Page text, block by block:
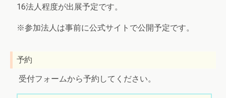
16法人程度が出展予定です。
※参加法人は事前に公式サイトで公開予定です。
予約
受付フォームから予約してください。